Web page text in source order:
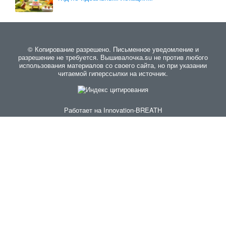
© Копирование разрешено. Письменное уведомление и
разрешение не требуется. Вышивалочка.su не против любого
использования материалов со своего сайта, но при указании
читаемой гиперссылки на источник.
Работает на Innovation-BREATH